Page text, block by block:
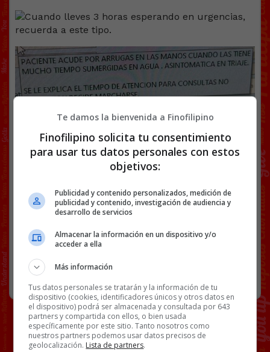
Facebook
Twitter
WhatsApp
Gmail
Copy
ARRUGAS DEDOS URGENCISAS WTF
45 COMENTARIOS
RANDOM
Te damos la bienvenida a Finofilipino
Finofilipino solicita tu consentimiento
para usar tus datos personales con estos
objetivos:
Publicidad y contenido personalizados, medición de
publicidad y contenido, investigación de audiencia y
desarrollo de servicios
Almacenar la información en un dispositivo y/o
acceder a ella
Más información
Tus datos personales se tratarán y la información de tu
dispositivo (cookies, identificadores únicos y otros datos en
el dispositivo) podrá ser almacenada y consultada por 643
partners y compartida con ellos, o bien usada
específicamente por este sitio. Tanto nosotros como
nuestros partners podemos usar datos precisos de
geolocalización. Lista de partners.